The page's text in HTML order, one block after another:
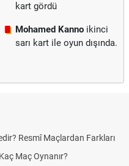
kart gördü
Mohamed Kanno ikinci
sarı kart ile oyun dışında.
Resmî Maçlardan Farkları
Maç Oynanır?